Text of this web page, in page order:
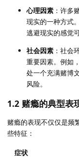
心理因素 ：许多
现实的一种方式
逃避现实的感觉
社会因素 ：社会
重要因素。例如
处一个充满赌博
风险。
1.2 赌瘾的典型表
赌瘾的表现不仅仅是频
些特征：
症状